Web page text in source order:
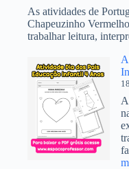
As atividades de
Chapeuzinho
trabalhar leitura,